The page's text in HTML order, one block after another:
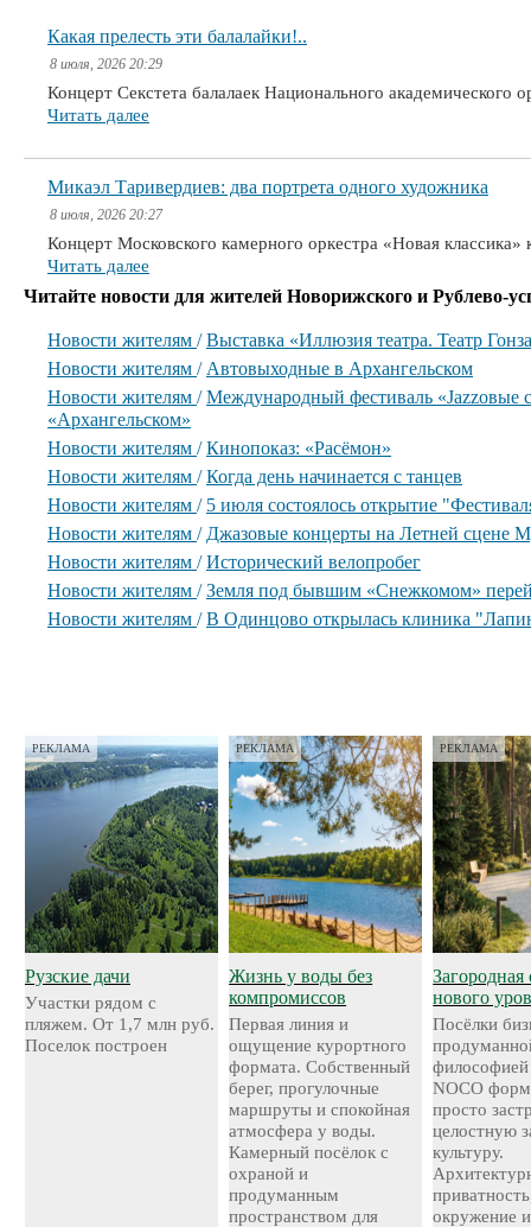
Какая прелесть эти балалайки!..
8 июля, 2026 20:29
Концерт Секстета балалаек Национального академического
Читать далее
Микаэл Таривердиев: два портрета одного художника
8 июля, 2026 20:27
Концерт Московского камерного оркестра «Новая
Читать далее
Читайте новости для жителей Новорижского и Рублево-
Новости жителям /Выставка «Иллюзия театра. Театр
Новости жителям / Автовыходные в Архангельском
Новости жителям /Международный фестиваль «Jazzовые
«Архангельском»
Новости жителям /Кинопоказ: «Расёмон»
Новости жителям /Когда день начинается с танцев
Новости жителям / 5 июля состоялось открытие
Новости жителям / Джазовые концерты на Летней сцене
Новости жителям /Исторический велопробег
Новости жителям /Земля под бывшим «Снежкомом»
Новости жителям /В Одинцово открылась клиника
РЕКЛАМА
Рузские дачи
Участки рядом с
пляжем. От 1,7 млн руб.
Поселок построен
РЕКЛАМА
Жизнь у воды без
компромиссов
Первая линия и
ощущение курортного
формата. Собственный
берег, прогулочные
маршруты и спокойная
атмосфера у воды.
Камерный посёлок с
охраной и
продуманным
пространством для
РЕКЛАМА
Загородная
нового
Посёлки
NOCO
просто
целостную
культуру.
окружение